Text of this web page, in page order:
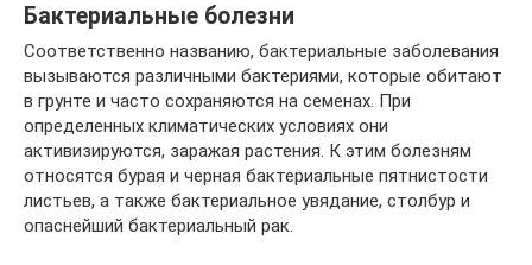
Бактериальные болезни
Соответственно названию, бактериальные заболевания
вызываются различными бактериями, которые обитают
в грунте и часто сохраняются на семенах. При
определенных климатических условиях они
активизируются, заражая растения. К этим болезням
относятся бурая и черная бактериальные пятнистости
листьев, а также бактериальное увядание, столбур и
опаснейший бактериальный рак.